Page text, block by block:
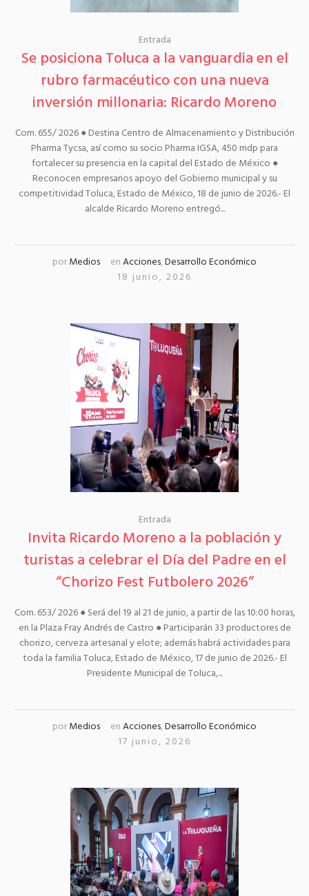
Entrada
Se posiciona Toluca a la vanguardia en el
rubro farmacéutico con una nueva
inversión millonaria: Ricardo Moreno
Com. 655/ 2026 ● Destina Centro de Almacenamiento y Distribución
Pharma Tycsa, así como su socio Pharma IGSA, 450 mdp para
fortalecer su presencia en la capital del Estado de México ●
Reconocen empresarios apoyo del Gobierno municipal y su
competitividad Toluca, Estado de México, 18 de junio de 2026.- El
alcalde Ricardo Moreno entregó...
porMedios enAcciones,Desarrollo Económico
18 junio, 2026
Entrada
Invita Ricardo Moreno a la población y
turistas a celebrar el Día del Padre en el
“Chorizo Fest Futbolero 2026”
Com. 653/ 2026 ● Será del 19 al 21 de junio, a partir de las 10:00 horas,
en la Plaza Fray Andrés de Castro ● Participarán 33 productores de
chorizo, cerveza artesanal y elote; además habrá actividades para
toda la familia Toluca, Estado de México, 17 de junio de 2026.- El
Presidente Municipal de Toluca,...
porMedios enAcciones,Desarrollo Económico
17 junio, 2026